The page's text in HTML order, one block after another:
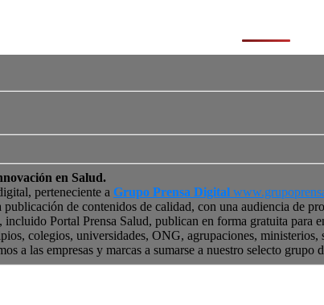
en Salud.
perteneciente a Grupo Prensa Digital
de contenidos de calidad, con una audiencia de
, incluido Portal Prensa Salud, publican en forma gratuita para
colegios, universidades, ONG, agrupaciones,
a las empresas y marcas a sumarse a nuestro selecto